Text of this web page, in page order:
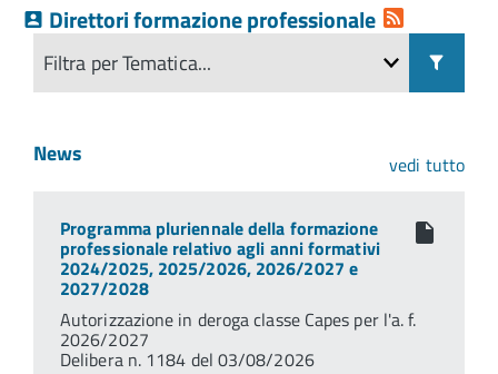
Direttori formazione professionale
News vedi tutto
Programma pluriennale della formazione
professionale relativo agli anni formativi
2024/2025, 2025/2026, 2026/2027 e
2027/2028
Autorizzazione in deroga classe Capes per l'a. f.
2026/2027
Delibera n. 1184 del 03/08/2026